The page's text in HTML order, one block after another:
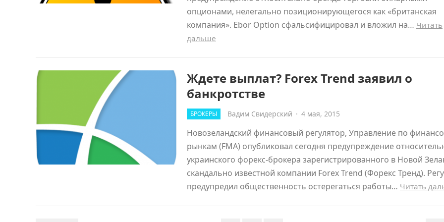
опционами, нелегально позиционирующегося как «британская
компания». Ebor Option сфальсифицировал и вложил на… Читать
дальше
Ждете выплат? Forex Trend заявил о
банкротстве
БРОКЕРЫ Вадим Свидерский · 4 мая, 2015
Новозеландский финансовый регулятор, Управление по
рынкам (FMA) опубликовал сегодня предупреждение
украинского форекс-брокера зарегистрированного в Новой
скандально известной компании Forex Trend (Форекс Тренд).
предупредил общественность остерегаться работы… Читать